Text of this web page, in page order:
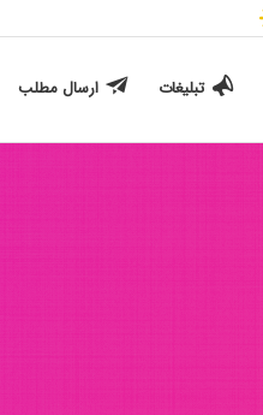
تبلیغات ارسال مطلب